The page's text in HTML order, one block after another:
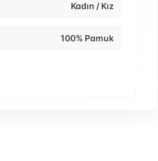
Kadın / Kız
100% Pamuk